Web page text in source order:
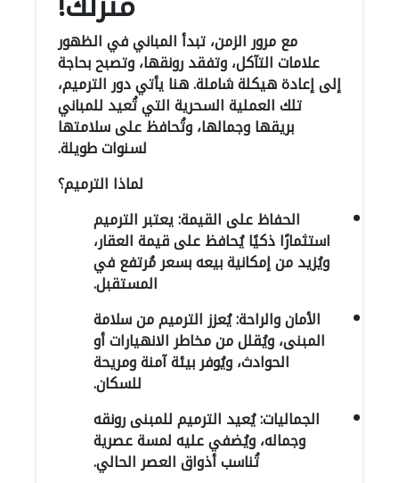
مع مرور الزمن، تبدأ المباني في الظهور
علامات التآكل، وتفقد رونقها، وتصبح بحاجة
إلى إعادة هيكلة شاملة. هنا يأتي دور الترميم،
تلك العملية السحرية التي تُعيد للمباني
بريقها وجمالها، وتُحافظ على سلامتها
لسنوات طويلة.
لماذا الترميم؟
الحفاظ على القيمة: يعتبر الترميم
استثمارًا ذكيًا يُحافظ على قيمة العقار،
ويُزيد من إمكانية بيعه بسعر مُرتفع في
المستقبل.
الأمان والراحة: يُعزز الترميم من سلامة
المبنى، ويُقلل من مخاطر الانهيارات أو
الحوادث، ويُوفر بيئة آمنة ومريحة
للسكان.
الجماليات: يُعيد الترميم للمبنى رونقه
وجماله، ويُضفي عليه لمسة عصرية
تُناسب أذواق العصر الحالي.